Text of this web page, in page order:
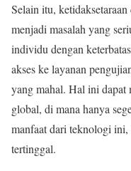
Selain itu,
menjadi masalah yang
individu dengan
akses ke layanan
yang mahal. Hal ini dapat
global, di mana hanya
manfaat dari teknologi ini,
tertinggal.